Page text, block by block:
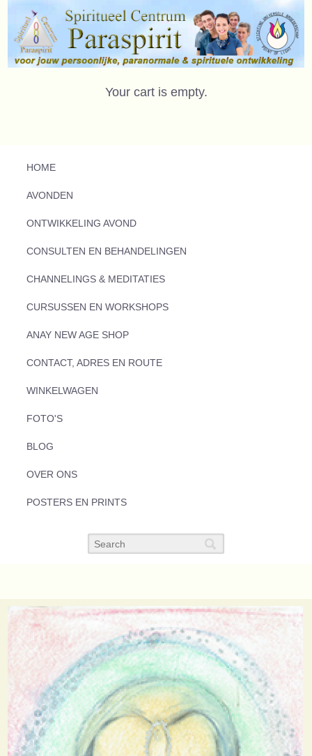
Your cart is empty.
HOME
AVONDEN
ONTWIKKELING AVOND
CONSULTEN EN BEHANDELINGEN
CHANNELINGS & MEDITATIES
CURSUSSEN EN WORKSHOPS
ANAY NEW AGE SHOP
CONTACT, ADRES EN ROUTE
WINKELWAGEN
FOTO'S
BLOG
OVER ONS
POSTERS EN PRINTS